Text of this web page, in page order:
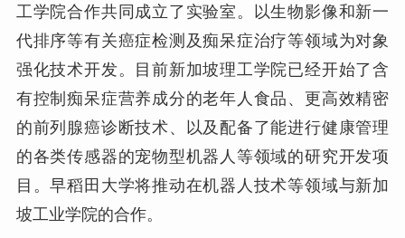
工学院合作共同成立了实验室。以生物影像和新一
代排序等有关癌症检测及痴呆症治疗等领域为对象
强化技术开发。目前新加坡理工学院已经开始了含
有控制痴呆症营养成分的老年人食品、更高效精密
的前列腺癌诊断技术、以及配备了能进行健康管理
的各类传感器的宠物型机器人等领域的研究开发项
目。早稻田大学将推动在机器人技术等领域与新加
坡工业学院的合作。